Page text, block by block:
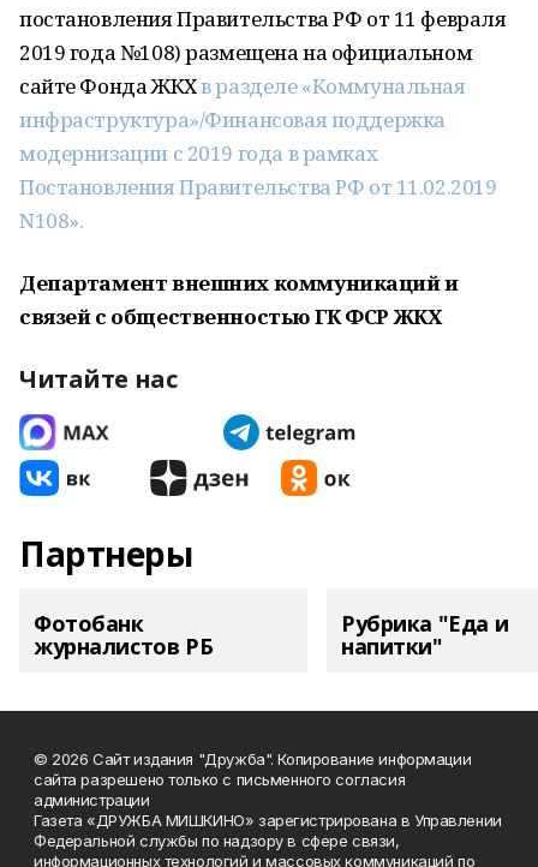
постановления Правительства РФ от 11 февраля
2019 года №108) размещена на официальном
сайте Фонда ЖКХв разделе «Коммунальная
инфраструктура»/Финансовая поддержка
модернизации с 2019 года в рамках
Постановления Правительства РФ от 11.02.2019
N108».
Департамент внешних коммуникаций и
связей с общественностью ГК ФСР ЖКХ
Читайте нас
Партнеры
Фотобанк
журналистов РБ
Рубрика "Еда и
напитки"
© 2026 Сайт издания "Дружба". Копирование информации
сайта разрешено только с письменного согласия
администрации
Газета «ДРУЖБА МИШКИНО» зарегистрирована в Управлении
Федеральной службы по надзору в сфере связи,
информационных технологий и массовых коммуникаций по